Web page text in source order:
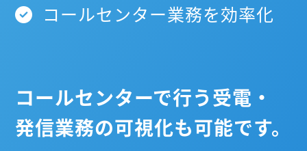
コールセンター業務を効率化
コールセンターで行う受電・
発信業務の可視化も可能です。